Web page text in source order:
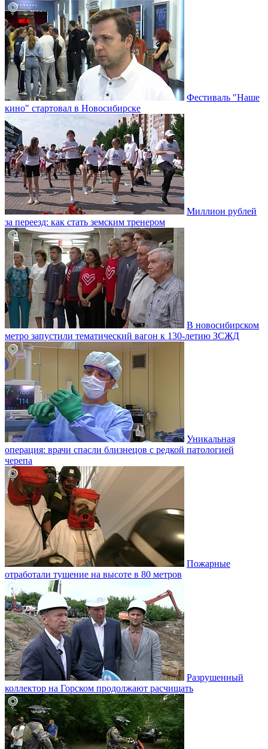
Фестиваль "Наше
кино" стартовал в Новосибирске
Миллион рублей
за переезд: как стать земским тренером
В новосибирском
метро запустили тематический вагон к 130-летию ЗСЖД
Уникальная
операция: врачи спасли близнецов с редкой патологией
черепа
Пожарные
отработали тушение на высоте в 80 метров
Разрушенный
коллектор на Горском продолжают расчищать